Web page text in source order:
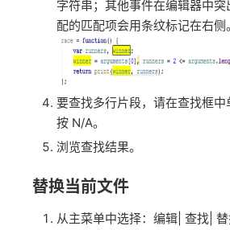
字符串；其他事件在编辑器中
配的匹配项会用条纹标记在右侧
要查找多行片段，请在查找框中
按 N/A。
浏览查找结果。
替换当前文件
从主菜单中选择：编辑| 查找| 替